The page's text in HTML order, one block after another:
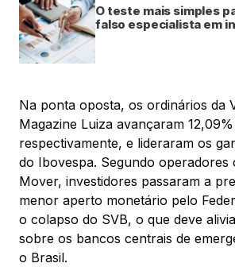
O teste mais simples
falso especialista em
Na ponta oposta, os ordinários da
Magazine Luiza avançaram
respectivamente, e lideraram os
do Ibovespa. Segundo operadores
Mover, investidores passaram a
menor aperto monetário pelo
o colapso do SVB, o que deve
sobre os bancos centrais de
o Brasil.